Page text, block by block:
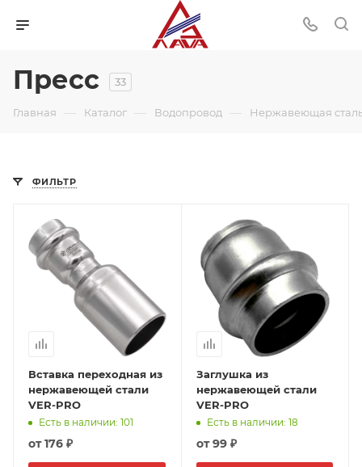
Пресс 33
Главная — Каталог — Водопровод — Нержавеющая
ФИЛЬТР
Вставка переходная из
нержавеющей стали
VER-PRO
Есть в наличии: 101
от176 ₽
Заглушка из
нержавеющей стали
VER-PRO
Есть в наличии: 18
от99 ₽